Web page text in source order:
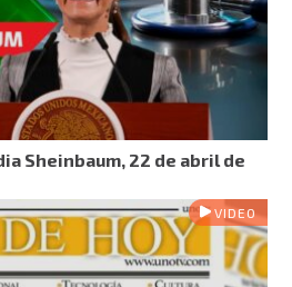
Sheinbaum, 22 de abril de
VIDEO